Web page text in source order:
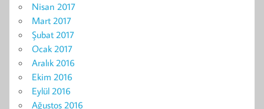
Nisan 2017
Mart 2017
Şubat 2017
Ocak 2017
Aralık 2016
Ekim 2016
Eylül 2016
Ağustos 2016